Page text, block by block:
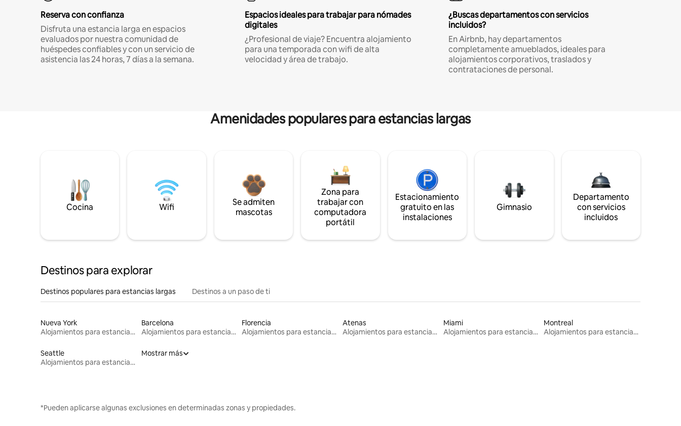
Reserva con confianza
Disfruta una estancia larga en espacios
evaluados por nuestra comunidad de
huéspedes confiables y con un servicio de
asistencia las 24 horas, 7 días a la semana.
Espacios ideales para trabajar para nómades
digitales
¿Profesional de viaje? Encuentra alojamiento
para una temporada con wifi de alta
velocidad y área de trabajo.
¿Buscas departamentos con servicios
incluidos?
En Airbnb, hay departamentos
completamente amueblados, ideales para
alojamientos corporativos, traslados y
contrataciones de personal.
Amenidades populares para estancias largas
Cocina Wifi
Se admiten
mascotas
Zona para
trabajar con
computadora
portátil
Estacionamiento
gratuito en las
instalaciones
Gimnasio
Departamento
con servicios
incluidos
Destinos para explorar
Destinos populares para estancias largas Destinos a un paso de ti
Nueva York
Alojamientos para estancias largas
Barcelona
Alojamientos para estancias largas
Florencia
Alojamientos para estancias largas
Atenas
Alojamientos para estancias largas
Miami
Alojamientos para estancias largas
Montreal
Alojamientos para estancias largas
Seattle
Alojamientos para estancias largas
Mostrar más
*Pueden aplicarse algunas exclusiones en determinadas zonas y propiedades.